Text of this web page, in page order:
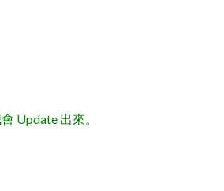
Update 出來。